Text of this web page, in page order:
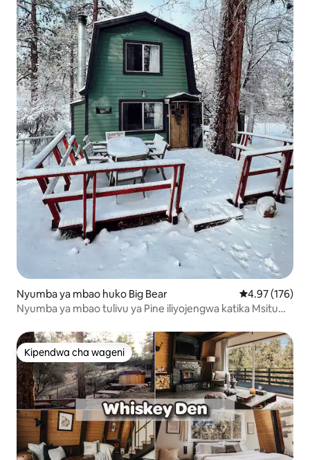
Nyumba ya mbao huko Big Bear Ukadiriaji wa
4.97 (176)
Nyumba ya mbao tulivu ya Pine iliyojengwa katika Msitu
Kipendwa cha wageni
Kipendwa cha wageni